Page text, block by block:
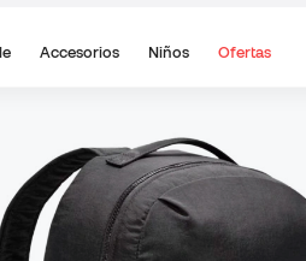
Accesorios Niños Ofertas